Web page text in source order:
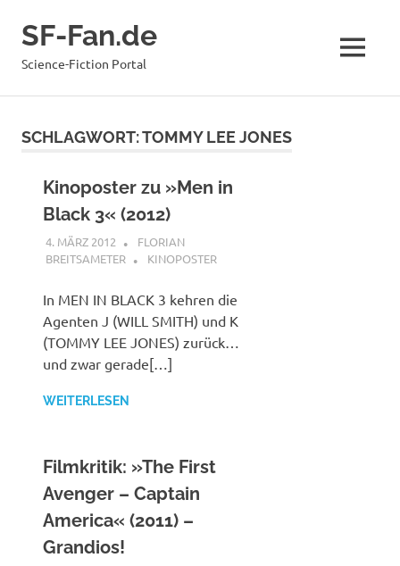
InhaltSF-Fan.de
Science-Fiction Portal MENÜ
SCHLAGWORT:TOMMY LEE JONES
Kinoposter zu »Men in
Black 3« (2012)
4. MÄRZ 2012
FLORIAN
BREITSAMETER
KINOPOSTER
In MEN IN BLACK 3 kehren die
Agenten J (WILL SMITH) und K
(TOMMY LEE JONES) zurück…
und zwar gerade[…]
WEITERLESEN
Filmkritik: »The First
Avenger – Captain
America« (2011) –
Grandios!